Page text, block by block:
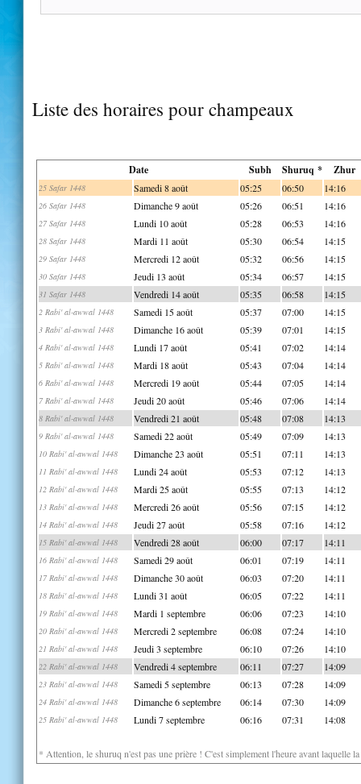
Liste des horaires pour champeaux
Date Subh Shuruq * Zhur
25 Safar 1448 Samedi 8 août 05:25 06:50 14:16
26 Safar 1448 Dimanche 9 août 05:26 06:51 14:16
27 Safar 1448 Lundi 10 août 05:28 06:53 14:16
28 Safar 1448 Mardi 11 août 05:30 06:54 14:15
29 Safar 1448 Mercredi 12 août 05:32 06:56 14:15
30 Safar 1448 Jeudi 13 août 05:34 06:57 14:15
31 Safar 1448 Vendredi 14 août 05:35 06:58 14:15
2 Rabi' al-awwal 1448 Samedi 15 août 05:37 07:00 14:15
3 Rabi' al-awwal 1448 Dimanche 16 août 05:39 07:01 14:15
4 Rabi' al-awwal 1448 Lundi 17 août 05:41 07:02 14:14
5 Rabi' al-awwal 1448 Mardi 18 août 05:43 07:04 14:14
6 Rabi' al-awwal 1448 Mercredi 19 août 05:44 07:05 14:14
7 Rabi' al-awwal 1448 Jeudi 20 août 05:46 07:06 14:14
8 Rabi' al-awwal 1448 Vendredi 21 août 05:48 07:08 14:13
9 Rabi' al-awwal 1448 Samedi 22 août 05:49 07:09 14:13
10 Rabi' al-awwal 1448 Dimanche 23 août 05:51 07:11 14:13
11 Rabi' al-awwal 1448 Lundi 24 août 05:53 07:12 14:13
12 Rabi' al-awwal 1448 Mardi 25 août 05:55 07:13 14:12
13 Rabi' al-awwal 1448 Mercredi 26 août 05:56 07:15 14:12
14 Rabi' al-awwal 1448 Jeudi 27 août 05:58 07:16 14:12
15 Rabi' al-awwal 1448 Vendredi 28 août 06:00 07:17 14:11
16 Rabi' al-awwal 1448 Samedi 29 août 06:01 07:19 14:11
17 Rabi' al-awwal 1448 Dimanche 30 août 06:03 07:20 14:11
18 Rabi' al-awwal 1448 Lundi 31 août 06:05 07:22 14:11
19 Rabi' al-awwal 1448 Mardi 1 septembre 06:06 07:23 14:10
20 Rabi' al-awwal 1448 Mercredi 2 septembre 06:08 07:24 14:10
21 Rabi' al-awwal 1448 Jeudi 3 septembre 06:10 07:26 14:10
22 Rabi' al-awwal 1448 Vendredi 4 septembre 06:11 07:27 14:09
23 Rabi' al-awwal 1448 Samedi 5 septembre 06:13 07:28 14:09
24 Rabi' al-awwal 1448 Dimanche 6 septembre 06:14 07:30 14:09
25 Rabi' al-awwal 1448 Lundi 7 septembre 06:16 07:31 14:08
* Attention, le shuruq n'est pas une prière ! C'est simplement l'heure avant laquelle